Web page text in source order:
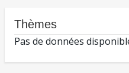
Thèmes
Pas de données